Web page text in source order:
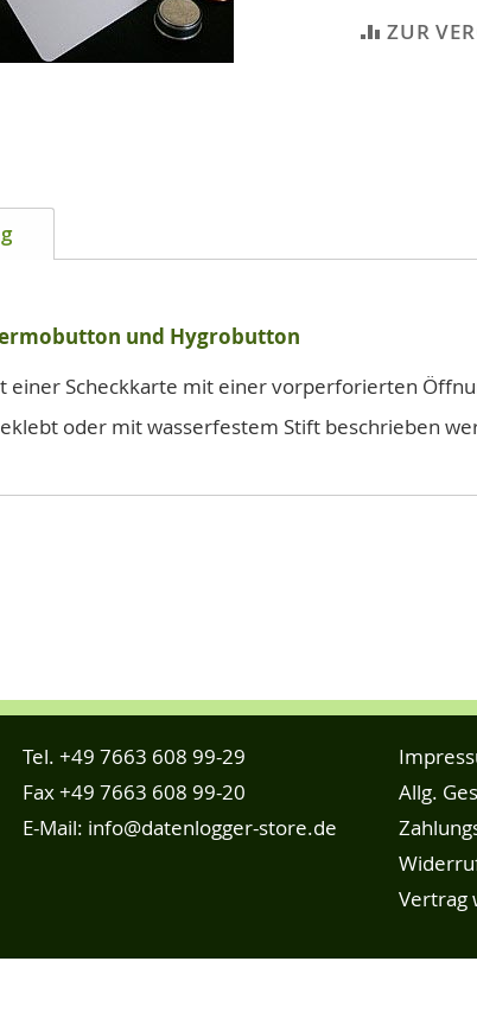
ZUR
und Hygrobutton
einer Scheckkarte mit einer vorperforierten
oder mit wasserfestem Stift beschrieben
Tel. +49 7663 608 99-29
Fax +49 7663 608 99-20
E-Mail: info@datenlogger-store.de
Allg.
Vertrag